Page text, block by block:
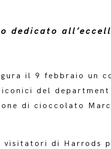
dedicato
il 9 febbraio un
del
di cioccolato
visitatori di Harrods